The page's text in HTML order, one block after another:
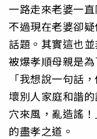
一路走來老婆一
不過現在老婆卻
話題。其實這也
被爆孝順母親是
「我想說一句話
壞別人家庭和諧
穴來風，亂造謠
的盡孝之道。